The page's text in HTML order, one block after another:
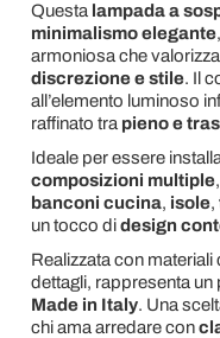
Questa lampada a
minimalismo elegante
armoniosa che
discrezione e stile. Il
all’elemento luminoso
raffinato tra pieno e
Ideale per essere
composizioni multiple
banconi cucina, isole,
un tocco didesign
Realizzata con materiali
dettagli, rappresenta
Made in Italy. Una
chi ama arredare con